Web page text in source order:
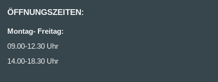
ÖFFNUNGSZEITEN:
Montag- Freitag:
09.00-12.30 Uhr
14.00-18.30 Uhr